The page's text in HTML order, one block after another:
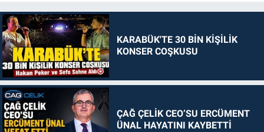
KARABÜK'TE 30 BİN KİŞİLİK
KONSER COŞKUSU
ÇAĞ ÇELİK CEO’SU ERCÜMENT
ÜNAL HAYATINI KAYBETTİ